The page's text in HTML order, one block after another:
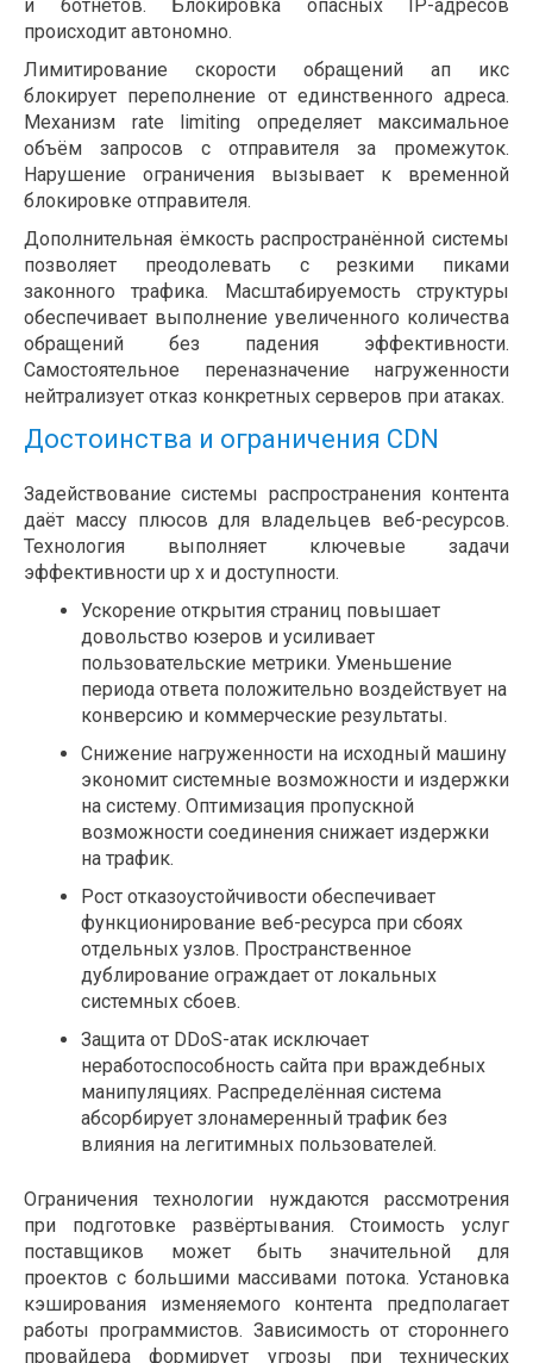
и ботнетов. Блокировка опасных IP-адресов
происходит автономно.
Лимитирование скорости обращений ап икс
блокирует переполнение от единственного адреса.
Механизм rate limiting определяет максимальное
объём запросов с отправителя за промежуток.
Нарушение ограничения вызывает к временной
блокировке отправителя.
Дополнительная ёмкость распространённой системы
позволяет преодолевать с резкими пиками
законного трафика. Масштабируемость структуры
обеспечивает выполнение увеличенного количества
обращений без падения эффективности.
Самостоятельное переназначение нагруженности
нейтрализует отказ конкретных серверов при атаках.
Достоинства и ограничения CDN
Задействование системы распространения контента
даёт массу плюсов для владельцев веб-ресурсов.
Технология выполняет ключевые задачи
эффективности up x и доступности.
Ускорение открытия страниц повышает
довольство юзеров и усиливает
пользовательские метрики. Уменьшение
периода ответа положительно воздействует на
конверсию и коммерческие результаты.
Снижение нагруженности на исходный машину
экономит системные возможности и издержки
на систему. Оптимизация пропускной
возможности соединения снижает издержки
на трафик.
Рост отказоустойчивости обеспечивает
функционирование веб-ресурса при сбоях
отдельных узлов. Пространственное
дублирование ограждает от локальных
системных сбоев.
Защита от DDoS-атак исключает
неработоспособность сайта при враждебных
манипуляциях. Распределённая система
абсорбирует злонамеренный трафик без
влияния на легитимных пользователей.
Ограничения технологии нуждаются рассмотрения
при подготовке развёртывания. Стоимость услуг
поставщиков может быть значительной для
проектов с большими массивами потока. Установка
кэширования изменяемого контента предполагает
работы программистов. Зависимость от стороннего
провайдера формирует угрозы при технических